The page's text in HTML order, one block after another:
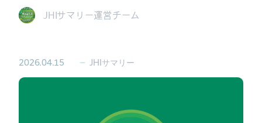
JHIサマリー運営チーム
2026.04.15 JHIサマリー